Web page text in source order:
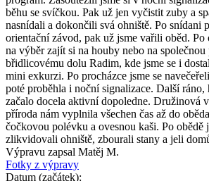
běhu se svíčkou. Pak už jen vyčistit zuby a
nasnídali a dokončili svá ohniště. Po snídani
orientační závod, pak už jsme vařili oběd.
na výběr zajít si na houby nebo na
břidlicovému dolu Radim, kde jsme se i
mini exkurzi. Po procházce jsme se
poté proběhla i noční signalizace. Další ráno,
začalo docela aktivní dopoledne. Družinová
příroda nám vyplnila všechen čas až do
čočkovou polévku a ovesnou kaši. Po obědě
zlikvidovali ohniště, zbourali stany a jeli
Výpravu zapsal Matěj M.
Fotky z výpravy
Datum (začátek):